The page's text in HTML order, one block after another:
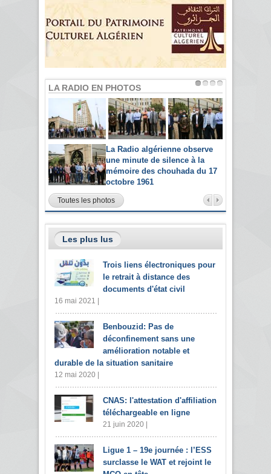
LA RADIO EN PHOTOS
La Radio algérienne observe
une minute de silence à la
mémoire des chouhada du 17
octobre 1961
Toutes les photos
Les plus lus
Trois liens électroniques pour
le retrait à distance des
documents d'état civil
16 mai 2021 |
Benbouzid: Pas de
déconfinement sans une
amélioration notable et
durable de la situation sanitaire
12 mai 2020 |
CNAS: l'attestation d'affiliation
téléchargeable en ligne
21 juin 2020 |
Ligue 1 – 19e journée : l’ESS
surclasse le WAT et rejoint le